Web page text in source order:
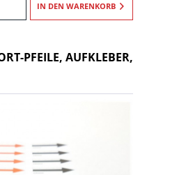
IN DEN WARENKORB
PFEILE, AUFKLEBER,